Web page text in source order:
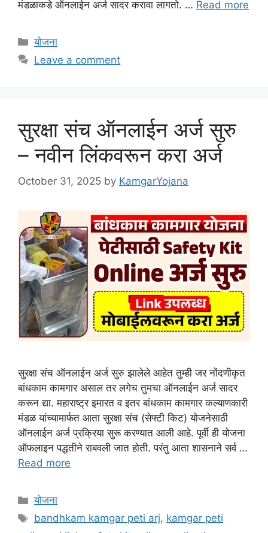
मंडळाकडे ऑनलाईन अर्ज सादर करावा लागतो. … Read more
Categories
योजना
Leave a comment
सुरक्षा संच ऑनलाईन अर्ज सुरु
– नवीन लिंकवरून करा अर्ज
October 31, 2025 by KamgarYojana
सुरक्षा संच ऑनलाईन अर्ज सुरु झालेले आहेत तुम्ही जर नोंदणीकृत
बांधकाम कामगार असाल तर लगेच तुमचा ऑनलाईन अर्ज सादर
करून द्या. महाराष्ट्र इमारत व इतर बांधकाम कामगार कल्याणकारी
मंडळ यांच्यामार्फत आता सुरक्षा संच (सेफ्टी किट) योजनेसाठी
ऑनलाईन अर्ज प्रक्रिया सुरू करण्यात आली आहे. पूर्वी ही योजना
ऑफलाइन पद्धतीने राबवली जात होती. परंतु आता शासनाने सर्व …
Read more
Categories
योजना
Tags
bandhkam kamgar peti arj, kamgar peti